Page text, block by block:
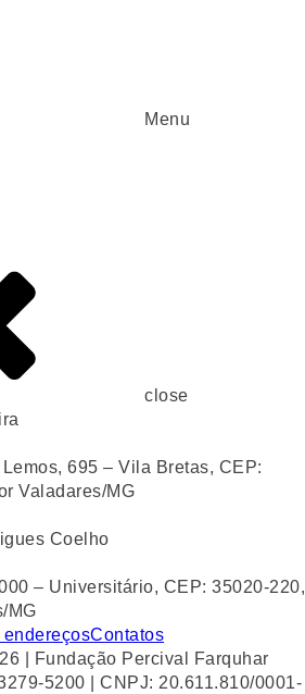
Menu
close
695 – Vila Bretas, CEP:
Valadares/MG
Coelho
– Universitário, CEP: 35020-220,
MG
endereçosContatos
| Fundação Percival Farquhar
5200 | CNPJ: 20.611.810/0001-